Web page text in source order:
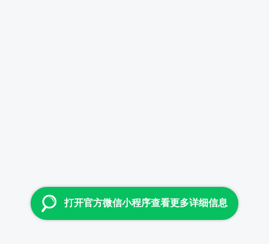
打开官方微信小程序查看更多详细信息